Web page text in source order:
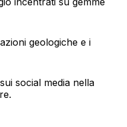
geologiche e i
social media nella